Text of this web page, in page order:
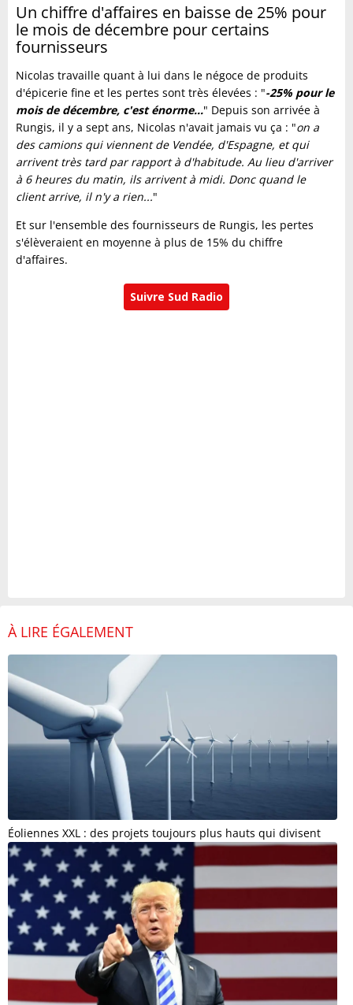
Un chiffre d'affaires en baisse de 25% pour
le mois de décembre pour certains
fournisseurs
Nicolas travaille quant à lui dans le négoce de produits
d'épicerie fine et les pertes sont très élevées : "-25% pour le
mois de décembre, c'est énorme..." Depuis son arrivée à
Rungis, il y a sept ans, Nicolas n'avait jamais vu ça : "on a
des camions qui viennent de Vendée, d'Espagne, et qui
arrivent très tard par rapport à d'habitude. Au lieu d'arriver
à 6 heures du matin, ils arrivent à midi. Donc quand le
client arrive, il n'y a rien..."
Et sur l'ensemble des fournisseurs de Rungis, les pertes
s'élèveraient en moyenne à plus de 15% du chiffre
d'affaires.
Suivre Sud Radio
À LIRE ÉGALEMENT
Éoliennes XXL : des projets toujours plus hauts qui divisent